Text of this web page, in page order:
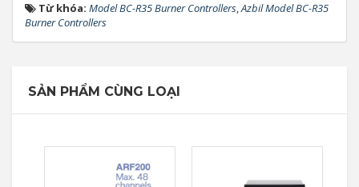
Từ khóa: Model BC-R35 Burner Controllers,Azbil Model BC-R35
Burner Controllers
SẢN PHẨM CÙNG LOẠI